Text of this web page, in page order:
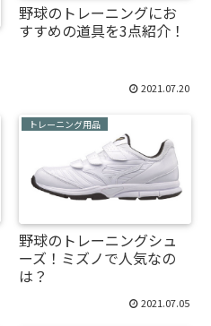
野球のトレーニングにお
すすめの道具を3点紹介！
2021.07.20
トレーニング用品
野球のトレーニングシュ
ーズ！ミズノで人気なの
は？
2021.07.05